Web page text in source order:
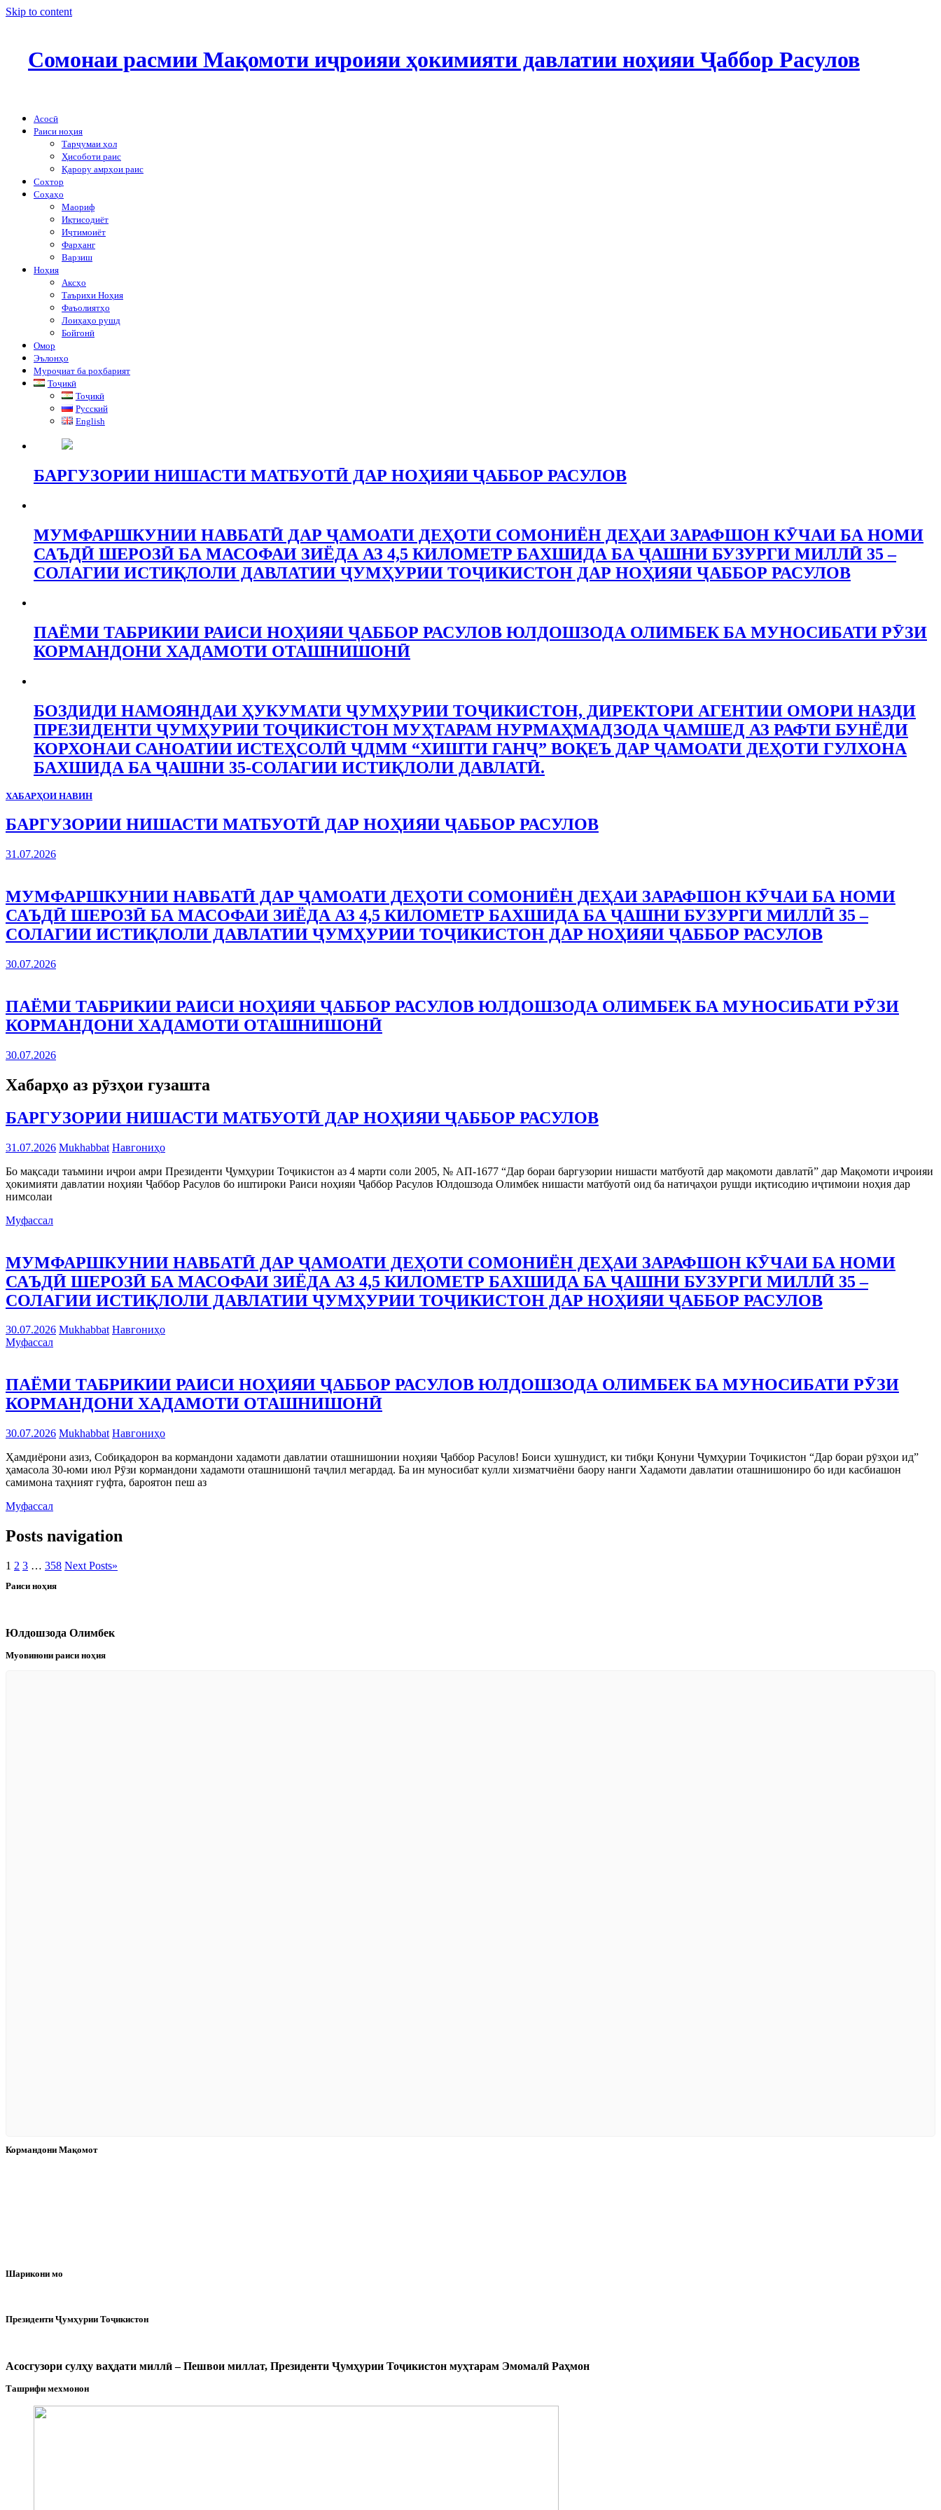
Skip to content
Сомонаи расмии Мақомоти иҷроияи ҳокимияти давлатии ноҳияи Ҷаббор Расулов
Асосӣ
Раиси ноҳия
Тарҷумаи ҳол
Ҳисоботи раис
Қарору амрҳои раис
Сохтор
Соҳаҳо
Маориф
Иқтисодиёт
Иҷтимоиёт
Фарҳанг
Варзиш
Ноҳия
Аксҳо
Таърихи Ноҳия
Фаъолиятҳо
Лоиҳаҳо рушд
Бойгонӣ
Омор
Эълонҳо
Муроҷиат ба роҳбарият
Тоҷикӣ
Тоҷикӣ
Русский
English
БАРГУЗОРИИ НИШАСТИ МАТБУОТӢ ДАР НОҲИЯИ ҶАББОР РАСУЛОВ
МУМФАРШКУНИИ НАВБАТӢ ДАР ҶАМОАТИ ДЕҲОТИ СОМОНИЁН ДЕҲАИ ЗАРАФШОН КӮЧАИ БА НОМИ
САЪДӢ ШЕРОЗӢ БА МАСОФАИ ЗИЁДА АЗ 4,5 КИЛОМЕТР БАХШИДА БА ҶАШНИ БУЗУРГИ МИЛЛӢ 35 –
СОЛАГИИ ИСТИҚЛОЛИ ДАВЛАТИИ ҶУМҲУРИИ ТОҶИКИСТОН ДАР НОҲИЯИ ҶАББОР РАСУЛОВ
ПАЁМИ ТАБРИКИИ РАИСИ НОҲИЯИ ҶАББОР РАСУЛОВ ЮЛДОШЗОДА ОЛИМБЕК БА МУНОСИБАТИ РӮЗИ
КОРМАНДОНИ ХАДАМОТИ ОТАШНИШОНӢ
БОЗДИДИ НАМОЯНДАИ ҲУКУМАТИ ҶУМҲУРИИ ТОҶИКИСТОН, ДИРЕКТОРИ АГЕНТИИ ОМОРИ НАЗДИ
ПРЕЗИДЕНТИ ҶУМҲУРИИ ТОҶИКИСТОН МУҲТАРАМ НУРМАҲМАДЗОДА ҶАМШЕД АЗ РАФТИ БУНЁДИ
КОРХОНАИ САНОАТИИ ИСТЕҲСОЛӢ ҶДММ “ХИШТИ ГАНҶ” ВОҚЕЪ ДАР ҶАМОАТИ ДЕҲОТИ ГУЛХОНА
БАХШИДА БА ҶАШНИ 35-СОЛАГИИ ИСТИҚЛОЛИ ДАВЛАТӢ.
ХАБАРҲОИ НАВИН
БАРГУЗОРИИ НИШАСТИ МАТБУОТӢ ДАР НОҲИЯИ ҶАББОР РАСУЛОВ
31.07.2026
МУМФАРШКУНИИ НАВБАТӢ ДАР ҶАМОАТИ ДЕҲОТИ СОМОНИЁН ДЕҲАИ ЗАРАФШОН КӮЧАИ БА НОМИ
САЪДӢ ШЕРОЗӢ БА МАСОФАИ ЗИЁДА АЗ 4,5 КИЛОМЕТР БАХШИДА БА ҶАШНИ БУЗУРГИ МИЛЛӢ 35 –
СОЛАГИИ ИСТИҚЛОЛИ ДАВЛАТИИ ҶУМҲУРИИ ТОҶИКИСТОН ДАР НОҲИЯИ ҶАББОР РАСУЛОВ
30.07.2026
ПАЁМИ ТАБРИКИИ РАИСИ НОҲИЯИ ҶАББОР РАСУЛОВ ЮЛДОШЗОДА ОЛИМБЕК БА МУНОСИБАТИ РӮЗИ
КОРМАНДОНИ ХАДАМОТИ ОТАШНИШОНӢ
30.07.2026
Хабарҳо аз рӯзҳои гузашта
БАРГУЗОРИИ НИШАСТИ МАТБУОТӢ ДАР НОҲИЯИ ҶАББОР РАСУЛОВ
31.07.2026 Mukhabbat Навгониҳо
Бо мақсади таъмини иҷрои амри Президенти Ҷумҳурии Тоҷикистон аз 4 марти соли 2005, № АП-1677 “Дар бораи баргузории нишасти матбуотӣ дар мақомоти давлатӣ” дар Мақомоти иҷроияи
ҳокимияти давлатии ноҳияи Ҷаббор Расулов бо иштироки Раиси ноҳияи Ҷаббор Расулов Юлдошзода Олимбек нишасти матбуотӣ оид ба натиҷаҳои рушди иқтисодию иҷтимоии ноҳия дар
нимсолаи
Муфассал
МУМФАРШКУНИИ НАВБАТӢ ДАР ҶАМОАТИ ДЕҲОТИ СОМОНИЁН ДЕҲАИ ЗАРАФШОН КӮЧАИ БА НОМИ
САЪДӢ ШЕРОЗӢ БА МАСОФАИ ЗИЁДА АЗ 4,5 КИЛОМЕТР БАХШИДА БА ҶАШНИ БУЗУРГИ МИЛЛӢ 35 –
СОЛАГИИ ИСТИҚЛОЛИ ДАВЛАТИИ ҶУМҲУРИИ ТОҶИКИСТОН ДАР НОҲИЯИ ҶАББОР РАСУЛОВ
30.07.2026 Mukhabbat Навгониҳо
Муфассал
ПАЁМИ ТАБРИКИИ РАИСИ НОҲИЯИ ҶАББОР РАСУЛОВ ЮЛДОШЗОДА ОЛИМБЕК БА МУНОСИБАТИ РӮЗИ
КОРМАНДОНИ ХАДАМОТИ ОТАШНИШОНӢ
30.07.2026 Mukhabbat Навгониҳо
Ҳамдиёрони азиз, Собиқадорон ва кормандони хадамоти давлатии оташнишонии ноҳияи Ҷаббор Расулов! Боиси хушнудист, ки тибқи Қонуни Ҷумҳурии Тоҷикистон “Дар бораи рӯзҳои ид”
ҳамасола 30-юми июл Рӯзи кормандони хадамоти оташнишонӣ таҷлил мегардад. Ба ин муносибат кулли хизматчиёни баору нанги Хадамоти давлатии оташнишониро бо иди касбиашон
самимона таҳният гуфта, бароятон пеш аз
Муфассал
Posts navigation
1 2 3 … 358 Next Posts»
Раиси ноҳия
Юлдошзода Олимбек
Муовинони раиси ноҳия
Кормандони Мақомот
Шарикони мо
Президенти Ҷумҳурии Тоҷикистон
Асосгузори сулҳу ваҳдати миллӣ – Пешвои миллат, Президенти Ҷумҳурии Тоҷикистон муҳтарам Эмомалӣ Раҳмон
Ташрифи мехмонон